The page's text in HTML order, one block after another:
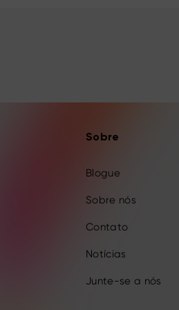
Sobre
Blogue
Sobre nós
Contato
Notícias
Junte-se a nós